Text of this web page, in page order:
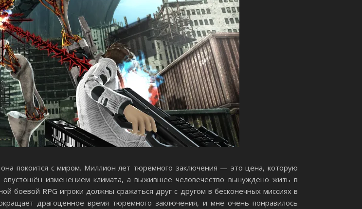
покоится с миром. Миллион лет тюремного заключения — это цена, которую
изменением климата, а выжившее человечество вынуждено жить в
боевой RPG игроки должны сражаться друг с другом в бесконечных миссиях в
драгоценное время тюремного заключения, и мне очень понравилось